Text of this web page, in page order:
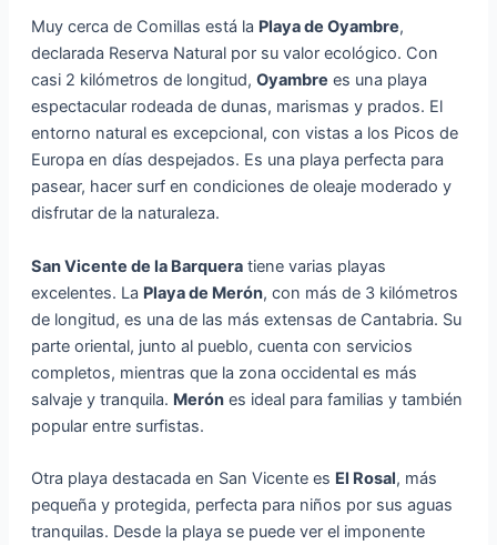
Muy cerca de Comillas está la Playa de Oyambre,
declarada Reserva Natural por su valor ecológico. Con
casi 2 kilómetros de longitud, Oyambre es una playa
espectacular rodeada de dunas, marismas y prados. El
entorno natural es excepcional, con vistas a los Picos de
Europa en días despejados. Es una playa perfecta para
pasear, hacer surf en condiciones de oleaje moderado y
disfrutar de la naturaleza.
San Vicente de la Barqueratiene varias playas
excelentes. La Playa de Merón, con más de 3 kilómetros
de longitud, es una de las más extensas de Cantabria. Su
parte oriental, junto al pueblo, cuenta con servicios
completos, mientras que la zona occidental es más
salvaje y tranquila. Merónes ideal para familias y también
popular entre surfistas.
Otra playa destacada en San Vicente es El Rosal, más
pequeña y protegida, perfecta para niños por sus aguas
tranquilas. Desde la playa se puede ver el imponente